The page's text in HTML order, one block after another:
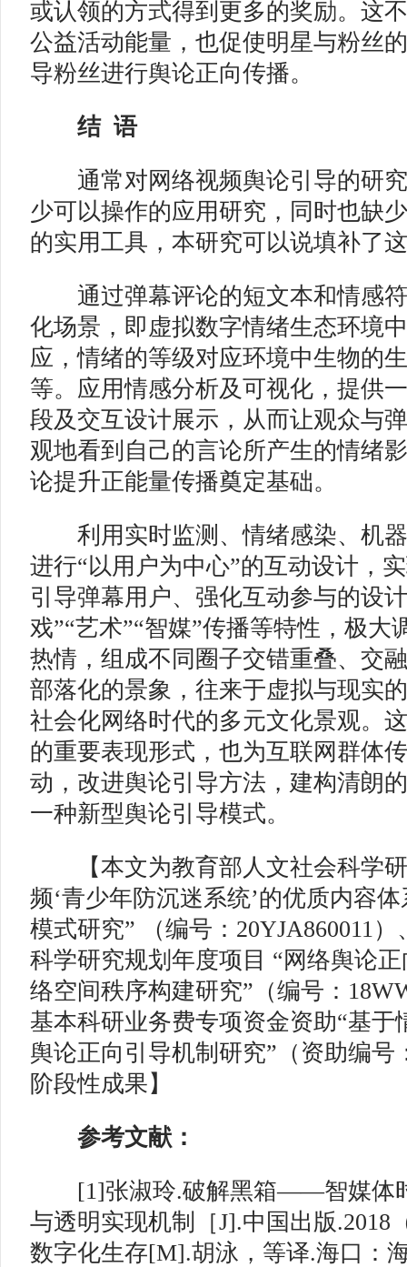
或认领的方式得到更多的奖励。这
公益活动能量，也促使明星与粉丝
导粉丝进行舆论正向传播。
结 语
通常对网络视频舆论引导的研究
少可以操作的应用研究，同时也缺
的实用工具，本研究可以说填补了
通过弹幕评论的短文本和情感符
化场景，即虚拟数字情绪生态环境
应，情绪的等级对应环境中生物的
等。应用情感分析及可视化，提供
段及交互设计展示，从而让观众与
观地看到自己的言论所产生的情绪
论提升正能量传播奠定基础。
利用实时监测、情绪感染、机器
进行“以用户为中心”的互动设计，
引导弹幕用户、强化互动参与的设
戏”“艺术”“智媒”传播等特性，极大
热情，组成不同圈子交错重叠、交
部落化的景象，往来于虚拟与现实
社会化网络时代的多元文化景观。
的重要表现形式，也为互联网群体
动，改进舆论引导方法，建构清朗
一种新型舆论引导模式。
【本文为教育部人文社会科学研
频‘青少年防沉迷系统’的优质内容
模式研究” （编号：20YJA860011
科学研究规划年度项目 “网络舆论
络空间秩序构建研究”（编号：
基本科研业务费专项资金资助“基于
舆论正向引导机制研究”（资助编号
阶段性成果】
参考文献：
[1]张淑玲.破解黑箱——智媒体
与透明实现机制［J].中国出版.2018
数字化生存[M].胡泳，等译.海口：